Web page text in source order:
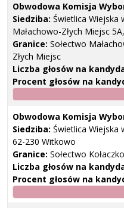
Obwodowa Komisja
Siedziba: Świetlica Wiejska
Małachowo-Złych Miejsc
Granice: Sołectwo
Złych Miejsc
Liczba głosów na
Procent głosów na
Obwodowa Komisja
Siedziba: Świetlica Wiejska
62-230 Witkowo
Granice: Sołectwo
Liczba głosów na
Procent głosów na